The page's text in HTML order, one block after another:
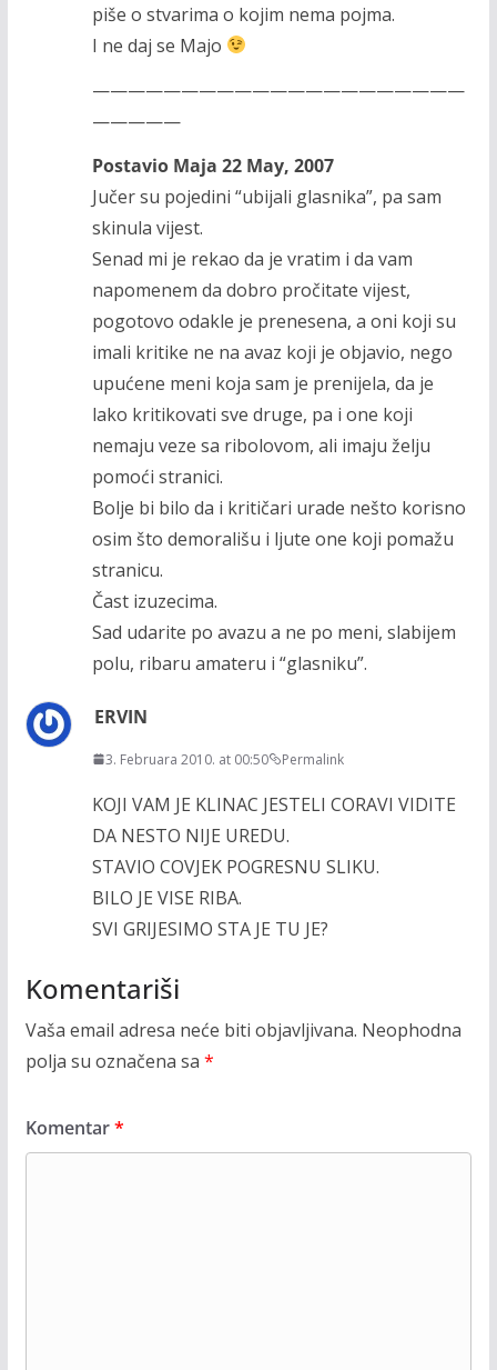
piše o stvarima o kojim nema pojma.
I ne daj se Majo
—————————————————————
—————
Postavio Maja 22 May, 2007
Jučer su pojedini “ubijali glasnika”, pa sam
skinula vijest.
Senad mi je rekao da je vratim i da vam
napomenem da dobro pročitate vijest,
pogotovo odakle je prenesena, a oni koji su
imali kritike ne na avaz koji je objavio, nego
upućene meni koja sam je prenijela, da je
lako kritikovati sve druge, pa i one koji
nemaju veze sa ribolovom, ali imaju želju
pomoći stranici.
Bolje bi bilo da i kritičari urade nešto korisno
osim što demorališu i ljute one koji pomažu
stranicu.
Čast izuzecima.
Sad udarite po avazu a ne po meni, slabijem
polu, ribaru amateru i “glasniku”.
ERVIN
3. Februara 2010. at 00:50 Permalink
KOJI VAM JE KLINAC JESTELI CORAVI VIDITE
DA NESTO NIJE UREDU.
STAVIO COVJEK POGRESNU SLIKU.
BILO JE VISE RIBA.
SVI GRIJESIMO STA JE TU JE?
Komentariši
Vaša email adresa neće biti objavljivana. Neophodna
polja su označena sa *
Komentar*